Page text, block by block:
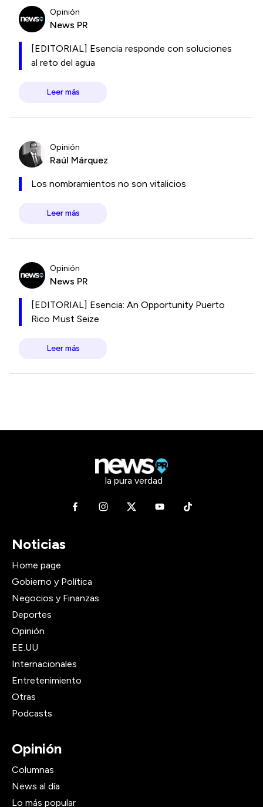
Opinión
News PR
[EDITORIAL] Esencia responde con soluciones
al reto del agua
Leer más
Opinión
Raúl Márquez
Los nombramientos no son vitalicios
Leer más
Opinión
News PR
[EDITORIAL] Esencia: An Opportunity Puerto
Rico Must Seize
Leer más
la pura verdad
Noticias
Home page
Gobierno y Política
Negocios y Finanzas
Deportes
Opinión
EE.UU
Internacionales
Entretenimiento
Otras
Podcasts
Opinión
Columnas
News al día
Lo más popular